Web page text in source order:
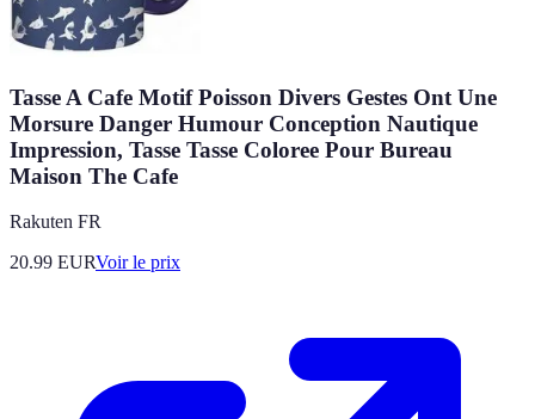
Tasse A Cafe Motif Poisson Divers Gestes Ont Une
Morsure Danger Humour Conception Nautique
Impression, Tasse Tasse Coloree Pour Bureau
Maison The Cafe
Rakuten FR
20.99 EURVoir le prix